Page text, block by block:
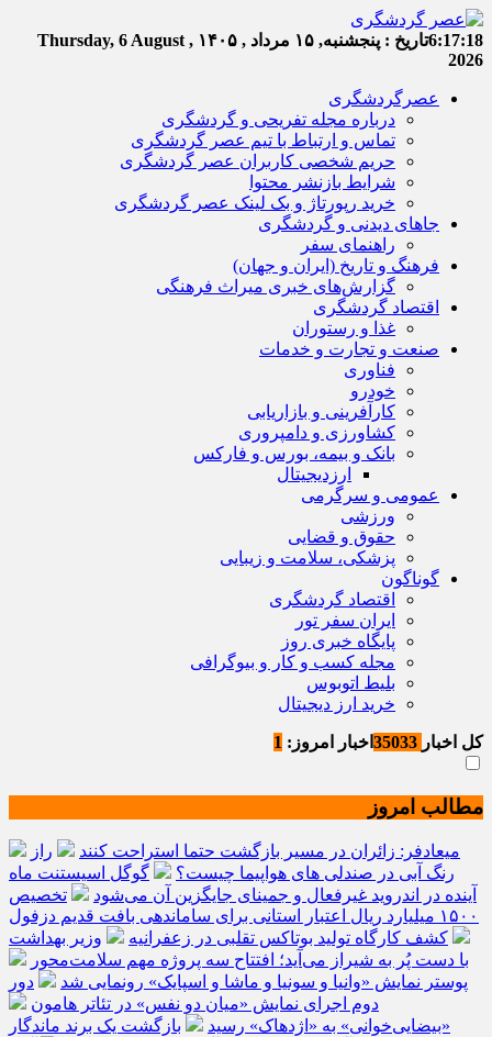
6:17:19تاریخ : پنجشنبه, ۱۵ مرداد , ۱۴۰۵
Thursday, 6 August ,
2026
عصرگردشگری
درباره مجله تفریحی و گردشگری
تماس و ارتباط با تیم عصر گردشگری
حریم شخصی کاربران عصر گردشگری
شرایط بازنشر محتوا
خرید رپورتاژ و بک لینک عصر گردشگری
جاهای دیدنی و گردشگری
راهنمای سفر
فرهنگ و تاریخ (ایران و جهان)
گزارش‌های خبری میراث فرهنگی
اقتصاد گردشگری
غذا و رستوران
صنعت و تجارت و خدمات
فناوری
خودرو
کارآفرینی و بازاریابی
کشاورزی و دامپروری
بانک و بیمه، بورس و فارکس
ارزدیجیتال
عمومی و سرگرمی
ورزشی
حقوق و قضایی
پزشکی، سلامت و زیبایی
گوناگون
اقتصاد گردشگری
ایران سفر تور
پایگاه خبری روز
مجله کسب و کار و بیوگرافی
بلیط اتوبوس
خرید ارز دیجیتال
کل اخبار اخبار امروز: 1
مطالب امروز
میعادفر: زائران در مسیر بازگشت حتما استراحت کنند
راز
رنگ آبی در صندلی های هواپیما چیست؟
گوگل اسیستنت ماه
آینده در اندروید غیرفعال و جمینای جایگزین آن می‌شود
تخصیص
۱۵۰۰ میلیارد ریال اعتبار استانی برای ساماندهی بافت قدیم دزفول
کشف کارگاه تولید بوتاکس تقلبی در زعفرانیه
وزیر بهداشت
با دست پُر به شیراز می‌آید؛ افتتاح سه پروژه مهم سلامت‌محور
پوستر نمایش «وانیا و سونیا و ماشا و اسپایک» رونمایی شد
دور
دوم اجرای نمایش «میان دو نفس» در تئاتر هامون
«بیضایی‌خوانی» به «اژدهاک» رسید
بازگشت یک برند ماندگار